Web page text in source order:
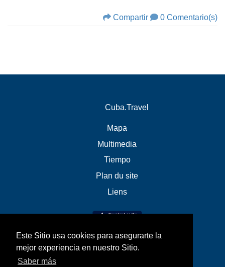
Este Sitio usa cookies para asegurarte la
mejor experiencia en nuestro Sitio.
Saber más
Compartir 0 Comentario(s)
Cuba.Travel
Mapa
Multimedia
Tiempo
Plan du site
Liens